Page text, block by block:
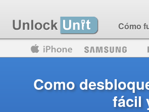
Cómo
Blackberry
Como
fácil